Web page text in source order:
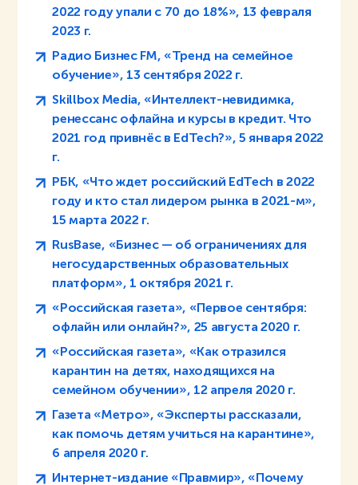
2022 году упали с 70 до 18%», 13 февраля
2023 г.
Радио Бизнес FM, «Тренд на семейное
обучение», 13 сентября 2022 г.
Skillbox Media, «Интеллект-невидимка,
ренессанс офлайна и курсы в кредит. Что
2021 год привнёс в EdTech?», 5 января 2022
г.
РБК, «Что ждет российский EdTech в 2022
году и кто стал лидером рынка в 2021-м»,
15 марта 2022 г.
RusBase, «Бизнес — об ограничениях для
негосударственных образовательных
платформ», 1 октября 2021 г.
«Российская газета», «Первое сентября:
офлайн или онлайн?», 25 августа 2020 г.
«Российская газета», «Как отразился
карантин на детях, находящихся на
семейном обучении», 12 апреля 2020 г.
Газета «Метро», «Эксперты рассказали,
как помочь детям учиться на карантине»,
6 апреля 2020 г.
Интернет-издание «‎Правмир», «Почему